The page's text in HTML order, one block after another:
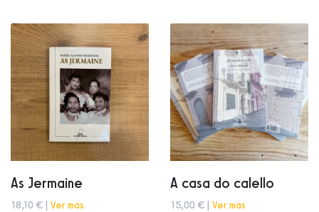
As Jermaine
18,10 € | Ver más
A casa do calello
15,00 € | Ver más